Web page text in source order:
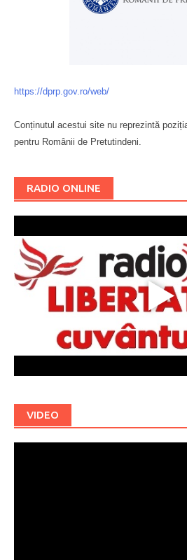
https://dprp.gov.ro/web/
Conținutul acestui site nu reprezintă
pentru Românii de Pretutindeni.
RADIO ONLINE
VIDEO